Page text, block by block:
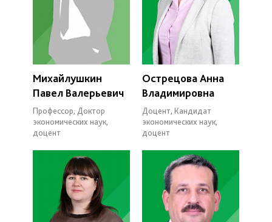
Михайлушкин
Павел Валерьевич
Профессор, Доктор
экономических наук,
доцент
Острецова Анна
Владимировна
Доцент, Кандидат
экономических наук,
доцент